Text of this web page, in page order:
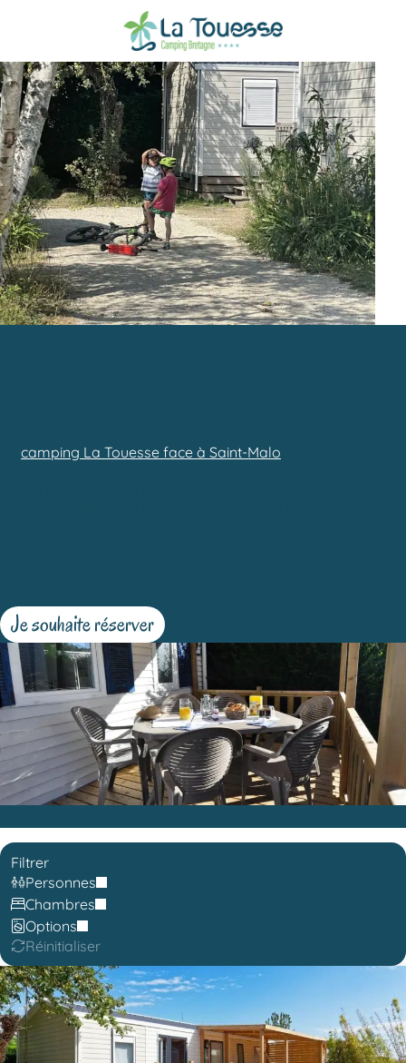
camping La Touesse face à Saint-Malo
Je souhaite réserver
Filtrer
Personnes
Chambres
Options
Réinitialiser